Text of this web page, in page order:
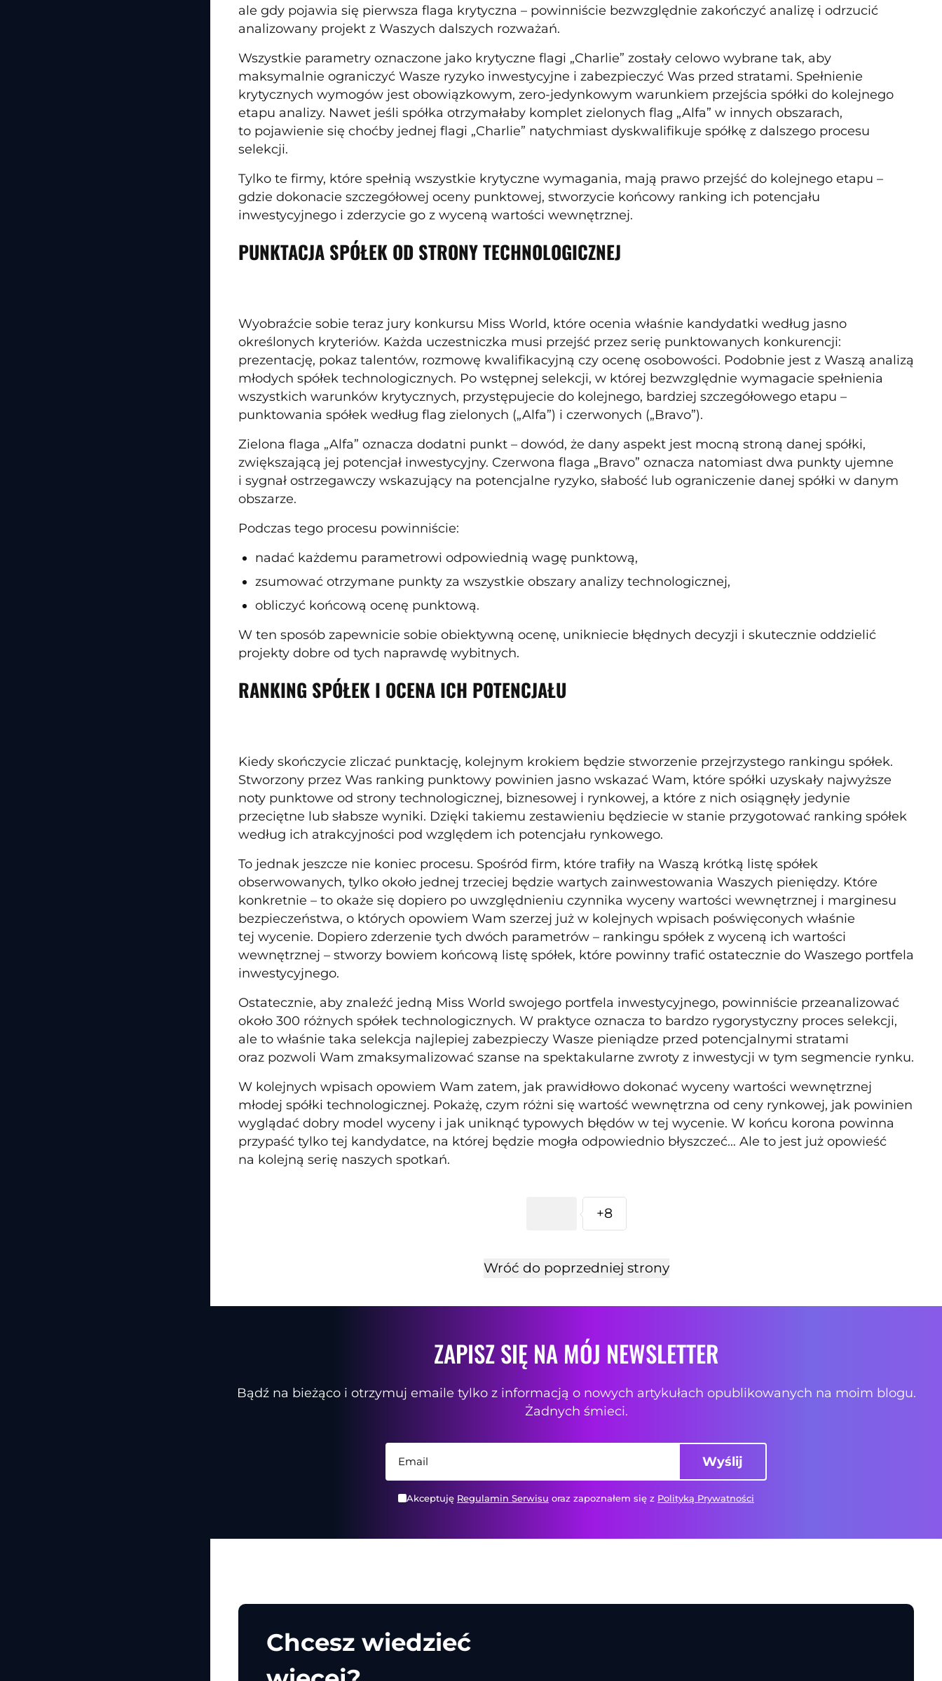
ale gdy pojawia się pierwsza flaga krytyczna – powinniście bezwzględnie zakończyć analizę i odrzucić
analizowany projekt z Waszych dalszych rozważań.
Wszystkie parametry oznaczone jako krytyczne flagi „Charlie” zostały celowo wybrane tak, aby
maksymalnie ograniczyć Wasze ryzyko inwestycyjne i zabezpieczyć Was przed stratami. Spełnienie
krytycznych wymogów jest obowiązkowym, zero-jedynkowym warunkiem przejścia spółki do kolejnego
etapu analizy. Nawet jeśli spółka otrzymałaby komplet zielonych flag „Alfa” w innych obszarach,
to pojawienie się choćby jednej flagi „Charlie” natychmiast dyskwalifikuje spółkę z dalszego procesu
selekcji.
Tylko te firmy, które spełnią wszystkie krytyczne wymagania, mają prawo przejść do kolejnego etapu –
gdzie dokonacie szczegółowej oceny punktowej, stworzycie końcowy ranking ich potencjału
inwestycyjnego i zderzycie go z wyceną wartości wewnętrznej.
PUNKTACJA SPÓŁEK OD STRONY TECHNOLOGICZNEJ
Wyobraźcie sobie teraz jury konkursu Miss World, które ocenia właśnie kandydatki według jasno
określonych kryteriów. Każda uczestniczka musi przejść przez serię punktowanych konkurencji:
prezentację, pokaz talentów, rozmowę kwalifikacyjną czy ocenę osobowości. Podobnie jest z Waszą analizą
młodych spółek technologicznych. Po wstępnej selekcji, w której bezwzględnie wymagacie spełnienia
wszystkich warunków krytycznych, przystępujecie do kolejnego, bardziej szczegółowego etapu –
punktowania spółek według flag zielonych („Alfa”) i czerwonych („Bravo”).
Zielona flaga „Alfa” oznacza dodatni punkt – dowód, że dany aspekt jest mocną stroną danej spółki,
zwiększającą jej potencjał inwestycyjny. Czerwona flaga „Bravo” oznacza natomiast dwa punkty ujemne
i sygnał ostrzegawczy wskazujący na potencjalne ryzyko, słabość lub ograniczenie danej spółki w danym
obszarze.
Podczas tego procesu powinniście:
nadać każdemu parametrowi odpowiednią wagę punktową,
zsumować otrzymane punkty za wszystkie obszary analizy technologicznej,
obliczyć końcową ocenę punktową.
W ten sposób zapewnicie sobie obiektywną ocenę, unikniecie błędnych decyzji i skutecznie oddzielić
projekty dobre od tych naprawdę wybitnych.
RANKING SPÓŁEK I OCENA ICH POTENCJAŁU
Kiedy skończycie zliczać punktację, kolejnym krokiem będzie stworzenie przejrzystego rankingu spółek.
Stworzony przez Was ranking punktowy powinien jasno wskazać Wam, które spółki uzyskały najwyższe
noty punktowe od strony technologicznej, biznesowej i rynkowej, a które z nich osiągnęły jedynie
przeciętne lub słabsze wyniki. Dzięki takiemu zestawieniu będziecie w stanie przygotować ranking spółek
według ich atrakcyjności pod względem ich potencjału rynkowego.
To jednak jeszcze nie koniec procesu. Spośród firm, które trafiły na Waszą krótką listę spółek
obserwowanych, tylko około jednej trzeciej będzie wartych zainwestowania Waszych pieniędzy. Które
konkretnie – to okaże się dopiero po uwzględnieniu czynnika wyceny wartości wewnętrznej i marginesu
bezpieczeństwa, o których opowiem Wam szerzej już w kolejnych wpisach poświęconych właśnie
tej wycenie. Dopiero zderzenie tych dwóch parametrów – rankingu spółek z wyceną ich wartości
wewnętrznej – stworzy bowiem końcową listę spółek, które powinny trafić ostatecznie do Waszego portfela
inwestycyjnego.
Ostatecznie, aby znaleźć jedną Miss World swojego portfela inwestycyjnego, powinniście przeanalizować
około 300 różnych spółek technologicznych. W praktyce oznacza to bardzo rygorystyczny proces selekcji,
ale to właśnie taka selekcja najlepiej zabezpieczy Wasze pieniądze przed potencjalnymi stratami
oraz pozwoli Wam zmaksymalizować szanse na spektakularne zwroty z inwestycji w tym segmencie rynku.
W kolejnych wpisach opowiem Wam zatem, jak prawidłowo dokonać wyceny wartości wewnętrznej
młodej spółki technologicznej. Pokażę, czym różni się wartość wewnętrzna od ceny rynkowej, jak powinien
wyglądać dobry model wyceny i jak uniknąć typowych błędów w tej wycenie. W końcu korona powinna
przypaść tylko tej kandydatce, na której będzie mogła odpowiednio błyszczeć… Ale to jest już opowieść
na kolejną serię naszych spotkań.
+8
Wróć do poprzedniej strony
ZAPISZ SIĘ NA MÓJ NEWSLETTER
Bądź na bieżąco i otrzymuj emaile tylko z informacją o nowych artykułach opublikowanych na moim blogu.
Żadnych śmieci.
Wyślij
Akceptuję Regulamin Serwisu oraz zapoznałem się z Polityką Prywatności
Chcesz wiedzieć